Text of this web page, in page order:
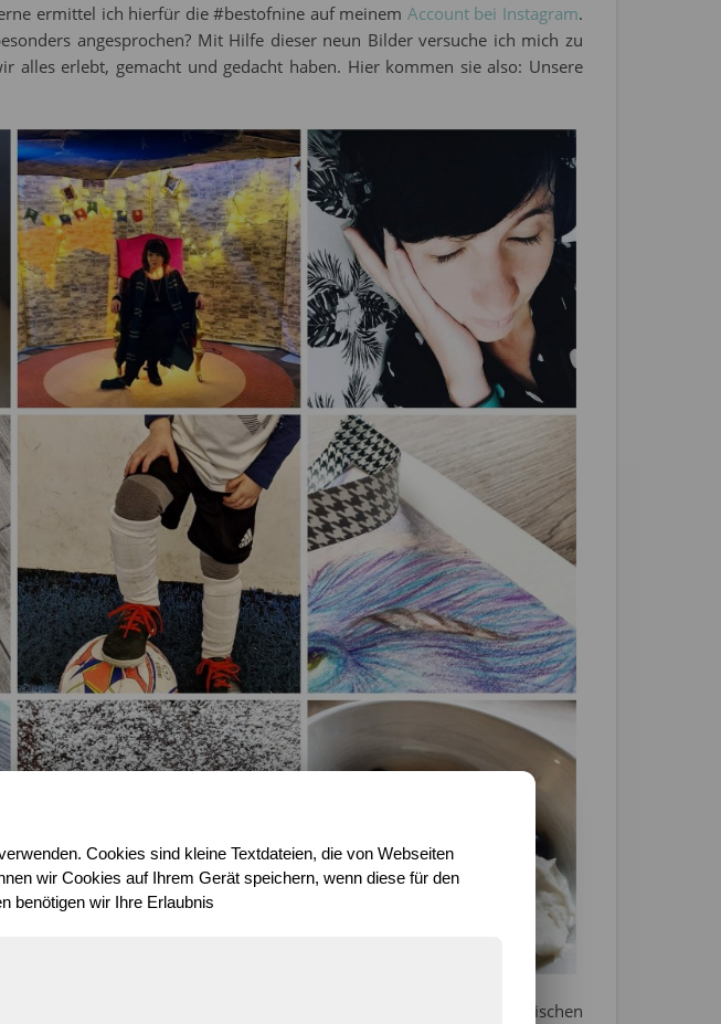
ermittel ich hierfür die #bestofnine auf meinem Account bei Instagram.
angesprochen? Mit Hilfe dieser neun Bilder versuche ich mich zu
alles erlebt, gemacht und gedacht haben. Hier kommen sie also: Unsere
ich. Ich kann verstehen, dass ihr es mögt. Die Hose ist zwar inzwischen
Cookies sind kleine Textdateien, die von Webseiten
wir Cookies auf Ihrem Gerät speichern, wenn diese für den
benötigen wir Ihre Erlaubnis